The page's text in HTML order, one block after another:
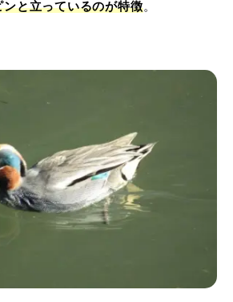
ンと立っているのが特徴。